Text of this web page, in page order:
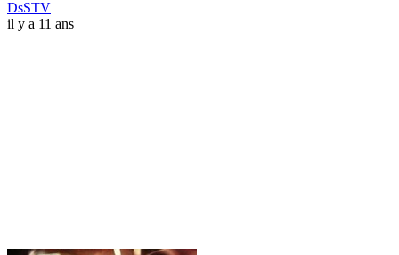
DsSTV
il y a 11 ans